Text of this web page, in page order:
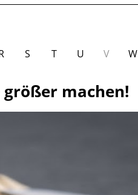
S T U V W
größer machen!